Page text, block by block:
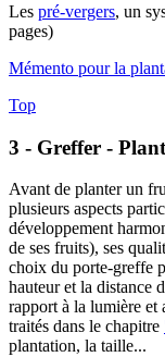
Les pré-vergers, un
pages)
Mémento pour la
Top
3 - Greffer -
Avant de planter un
plusieurs aspects
développement
de ses fruits), ses
choix du porte-greffe
hauteur et la distance
rapport à la lumière et
traités dans le chapitre
plantation, la taille...